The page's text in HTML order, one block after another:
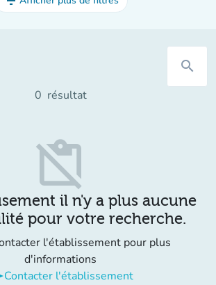
search
0 résultat
content_paste_off
il n'y a plus aucune
pour votre recherche.
l'établissement pour plus
d'informations
Contacter l'établissement